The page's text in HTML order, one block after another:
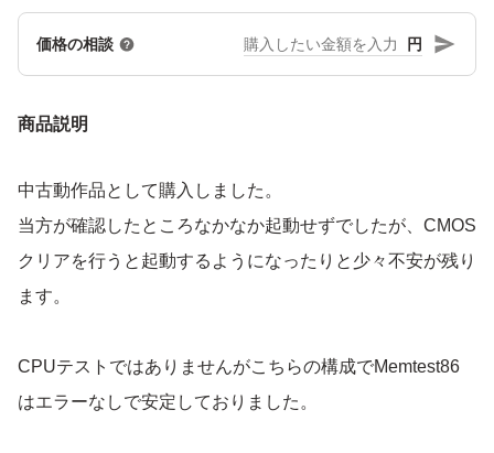
価格の相談 円
商品説明
中古動作品として購入しました。
当方が確認したところなかなか起動せずでしたが、CMOS
クリアを行うと起動するようになったりと少々不安が残り
ます。
CPUテストではありませんがこちらの構成でMemtest86
はエラーなしで安定しておりました。